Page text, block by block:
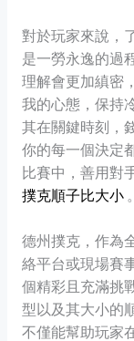
對於玩家來說，
是一勞永逸的過
理解會更加縝密
我的心態，保持
其在關鍵時刻，
你的每一個決定
比賽中，善用對
撲克順子比大小。
德州撲克，作為
絡平台或現場賽
個精彩且充滿挑
型以及其大小的
不僅能幫助玩家